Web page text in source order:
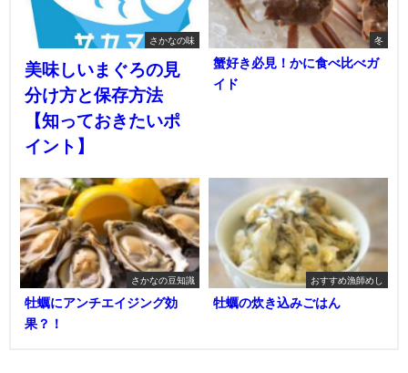
さかなの味
美味しいまぐろの見
分け方と保存方法
【知っておきたいポ
イント】
冬
蟹好き必見！かに食べ比べガ
イド
さかなの豆知識
牡蠣にアンチエイジング効
果？！
おすすめ漁師めし
牡蠣の炊き込みごはん